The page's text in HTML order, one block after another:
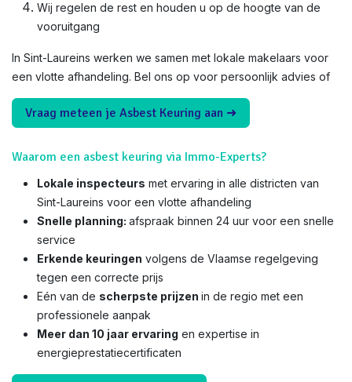
Wij regelen de rest en houden u op de hoogte van de
vooruitgang
In Sint-Laureins werken we samen met lokale makelaars voor
een vlotte afhandeling. Bel ons op voor persoonlijk advies of
Vraag meteen je Asbest Keuring aan ➜
Waarom een asbest keuring via Immo-Experts?
Lokale inspecteurs met ervaring in alle districten van
Sint-Laureins voor een vlotte afhandeling
Snelle planning: afspraak binnen 24 uur voor een snelle
service
Erkende keuringen volgens de Vlaamse regelgeving
tegen een correcte prijs
Eén van de scherpste prijzen in de regio met een
professionele aanpak
Meer dan 10 jaar ervaring en expertise in
energieprestatiecertificaten